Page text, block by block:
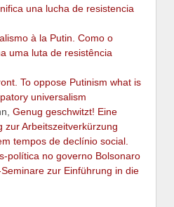
una lucha de resistencia
à la Putin. Como o
uma luta de resistência
To oppose Putinism what is
universalism
Genug geschwitzt! Eine
zur Arbeitszeitverkürzung
tempos de declínio social.
política no governo Bolsonaro
zur Einführung in die